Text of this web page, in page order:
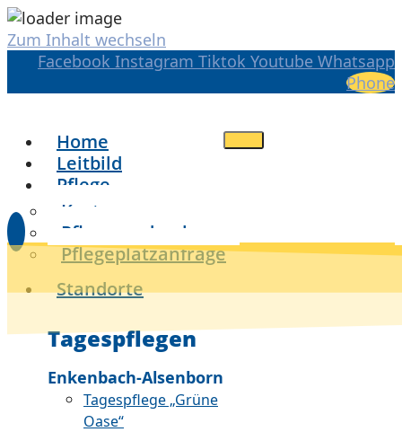
Zum Inhalt wechseln
Facebook Instagram Tiktok Youtube Whatsapp
Phone
Home
Leitbild
Pflege
Kosten
Pflegegradrechner
Pflegeplatzanfrage
Standorte
Tagespflegen
Enkenbach-Alsenborn
Tagespflege „Grüne
Oase“